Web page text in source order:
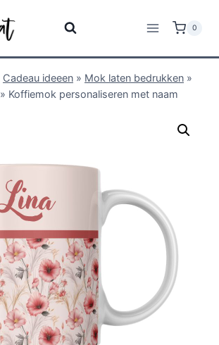
0
Cadeau ideeen » Mok laten bedrukken »
» Koffiemok personaliseren met naam